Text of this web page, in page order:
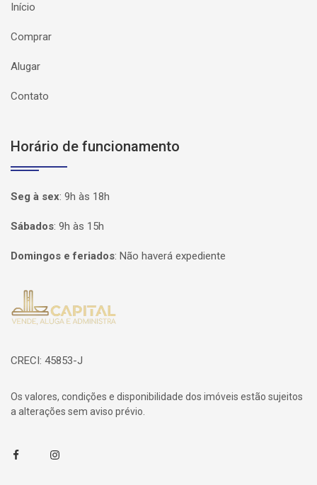
Início
Comprar
Alugar
Contato
Horário de funcionamento
Seg à sex: 9h às 18h
Sábados: 9h às 15h
Domingos e feriados: Não haverá expediente
Página inicial
CRECI: 45853-J
Os valores, condições e disponibilidade dos imóveis estão sujeitos
a alterações sem aviso prévio.
FacebookInstagram